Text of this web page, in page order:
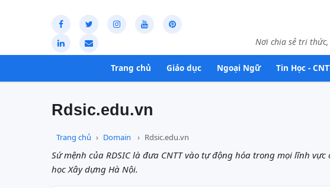
Nơi chia sẻ tri
Trang chủ Giáo dục Ngoại Ngữ Tin Học -
Rdsic.edu.vn
Trang chủ Domain Rdsic.edu.vn
Sứ mệnh của RDSIC là đưa CNTT vào tự động hóa trong mọi lĩnh
học Xây dựng Hà Nội.